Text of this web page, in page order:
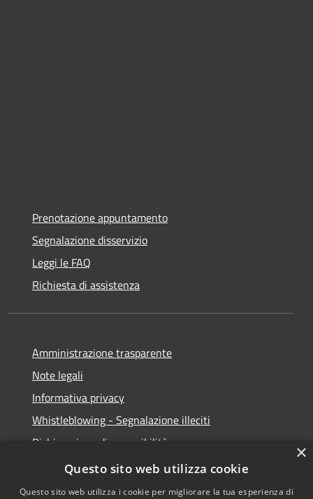
Prenotazione appuntamento
Segnalazione disservizio
Leggi le FAQ
Richiesta di assistenza
Amministrazione trasparente
Note legali
Informativa privacy
Whistleblowing - Segnalazione illeciti
Dichiarazione di accessibilità
Obiettivi di acessibilità
×
Questo sito web utilizza cookie
Questo sito web utilizza i cookie per migliorare la tua esperienza di